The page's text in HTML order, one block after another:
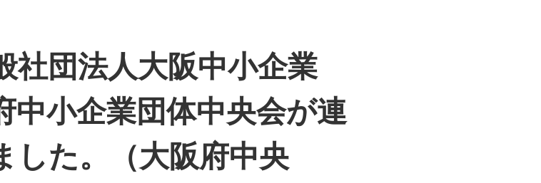
社団法人大阪中小企業
中小企業団体中央会が連
した。（大阪府中央